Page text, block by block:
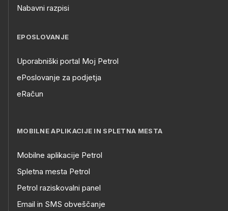
Nabavni razpisi
EPOSLOVANJE
Uporabniški portal Moj Petrol
ePoslovanje za podjetja
eRačun
MOBILNE APLIKACIJE IN SPLETNA MESTA
Mobilne aplikacije Petrol
Spletna mesta Petrol
Petrol raziskovalni panel
Email in SMS obveščanje